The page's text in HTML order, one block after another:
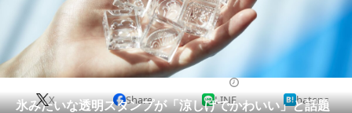
地域
住まい 教育・育児
動物 リサーチ
会員記事
氷みたいな透明スタンプが「涼しげでかわいい」と話題
X Share LINE hatena